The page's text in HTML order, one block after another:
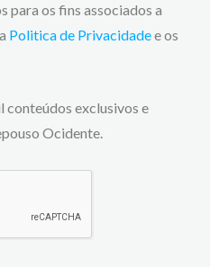
para os fins associados a
Politica de Privacidadee os
conteúdos exclusivos e
Ocidente.